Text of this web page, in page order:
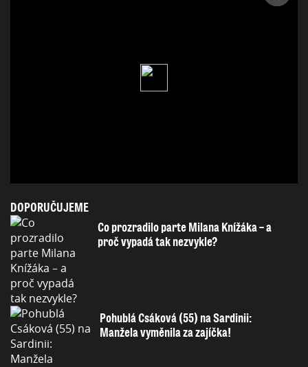
DOPORUČUJEME
Co prozradilo parte Milana Knížáka – a
proč vypadá tak nezvykle?
Pohublá Csáková (55) na Sardinii:
Manžela vyměnila za zajíčka!